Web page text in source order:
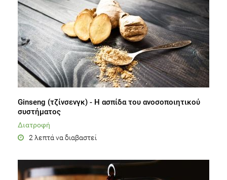
Ginseng (τζίνσενγκ) - H ασπίδα του ανοσοποιητικού
συστήματος
Διατροφή
2 λεπτά να διαβαστεί